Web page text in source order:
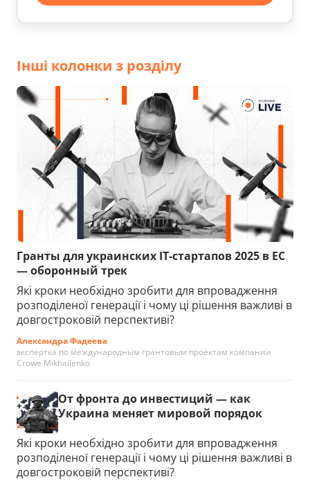
Інші колонки з розділу
Гранты для украинских IT-стартапов 2025 в ЕС
— оборонный трек
Які кроки необхідно зробити для впровадження
розподіленої генерації і чому ці рішення важливі в
довгостроковій перспективі?
Александра Фадеева
экспертка по международным грантовым проектам компании
Crowe Mikhailenko
От фронта до инвестиций — как
Украина меняет мировой порядок
Які кроки необхідно зробити для впровадження
розподіленої генерації і чому ці рішення важливі в
довгостроковій перспективі?